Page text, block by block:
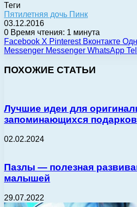
Теги
Пятилетняя дочь Пинк
03.12.2016
0 Время чтения: 1 минута
Facebook X Pinterest Вконтакте
Messenger Messenger WhatsApp
ПОХОЖИЕ СТАТЬИ
Лучшие идеи для
запоминающихся
02.02.2024
Пазлы — полезная
малышей
29.07.2022